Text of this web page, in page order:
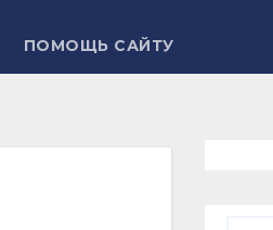
ПОМОЩЬ САЙТУ